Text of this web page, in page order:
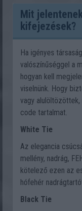
Mit
kifejezések?
Ha igényes
valószínűséggel a
hogyan kell
viselnünk. Hogy
vagy
code tartalmat.
White Tie
Az elegancia
mellény, nadrág,
kötelező ezen az
hófehér
Black Tie